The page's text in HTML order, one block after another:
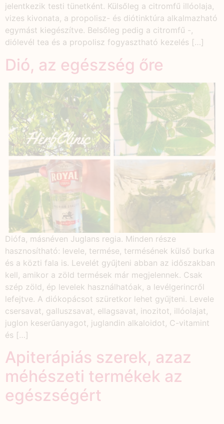
jelentkezik testi tünetként. Külsőleg a citromfű illóolaja,
vizes kivonata, a propolisz- és diótinktúra alkalmazható
egymást kiegészítve. Belsőleg pedig a citromfű -,
diólevél tea és a propolisz fogyasztható kezelés […]
Dió, az egészség őre
Diófa, másnéven Juglans regia. Minden része
hasznosítható: levele, termése, termésének külső burka
és a közti fala is. Levelét gyűjteni abban az időszakban
kell, amikor a zöld termések már megjelennek. Csak
szép zöld, ép levelek használhatóak, a levélgerincről
lefejtve. A diókopácsot szüretkor lehet gyűjteni. Levele
csersavat, galluszsavat, ellagsavat, inozitot, illóolajat,
juglon keserűanyagot, juglandin alkaloidot, C-vitamint
és […]
Apiterápiás szerek, azaz
méhészeti termékek az
egészségért